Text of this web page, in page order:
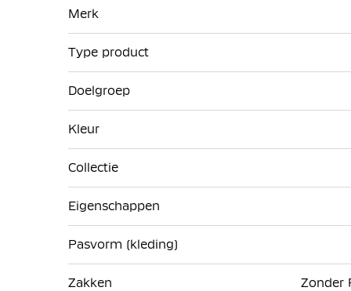
informatie
Merk
Type product
Doelgroep
Kleur
Collectie
Eigenschappen
Pasvorm (kleding)
Zakken Zonder